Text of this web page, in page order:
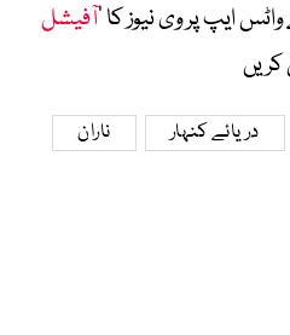
ایپ پر وی نیوز کا ’آفیشل
کریں
دریائے کنہار
ناران